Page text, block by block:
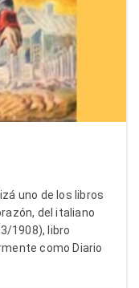
uno de los libros
del italiano
1908), libro
como Diario